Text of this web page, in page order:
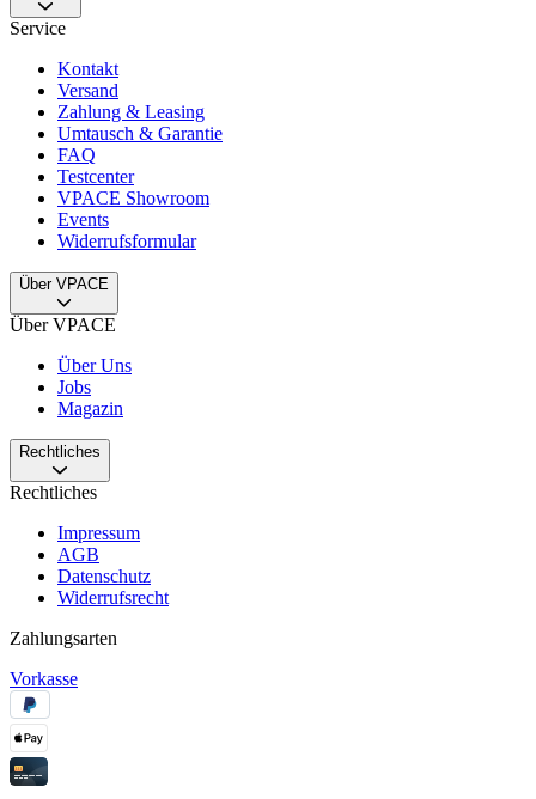
Service
Kontakt
Versand
Zahlung & Leasing
Umtausch & Garantie
FAQ
Testcenter
VPACE Showroom
Events
Widerrufsformular
Über VPACE
Über VPACE
Über Uns
Jobs
Magazin
Rechtliches
Rechtliches
Impressum
AGB
Datenschutz
Widerrufsrecht
Zahlungsarten
Vorkasse